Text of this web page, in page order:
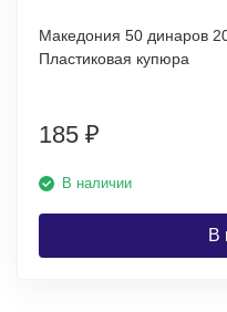
Македония 50 динаров
Пластиковая купюра
185 ₽
В наличии
В